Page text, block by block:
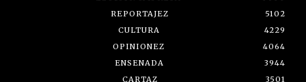
REPORTAJEZ
5102
CULTURA
4229
OPINIONEZ
4064
ENSENADA
3944
CARTAZ
3501